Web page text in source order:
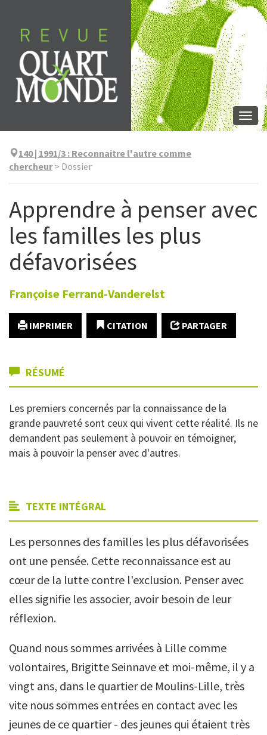
contenu
140 | 1991/3 : Reconnaitre l'autre comme
chercheur> Dossier
Apprendre à penser avec
les familles les plus
défavorisées
Françoise Ferrand-Vanderelst
IMPRIMER CITATION PARTAGER
RÉSUMÉ
Les premiers concernés par la connaissance de la
grande pauvreté sont ceux qui vivent cette réalité. Ils ne
demandent pas seulement à pouvoir en témoigner,
mais à pouvoir la penser avec d'autres.
TEXTE INTÉGRAL
Les personnes des familles les plus défavorisées
ont une pensée. Cette reconnaissance est au
cœur de la lutte contre l'exclusion. Penser avec
elles signifie les associer, avoir besoin de leur
réflexion.
Quand nous sommes arrivées à Lille comme
volontaires, Brigitte Seinnave et moi-même, il y a
vingt ans, dans le quartier de Moulins-Lille, très
vite nous sommes entrées en contact avec les
jeunes de ce quartier - des jeunes qui étaient très